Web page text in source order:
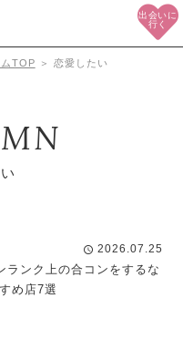
出会いに
行く
ムTOP ＞ 恋愛したい
ランク上の合コンをするな
め店7選
schedule 2026.07.25